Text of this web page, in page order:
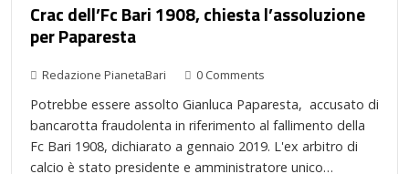
Crac dell’Fc Bari 1908, chiesta l’assoluzione
per Paparesta
Redazione PianetaBari 0 Comments
Potrebbe essere assolto Gianluca Paparesta, accusato di
bancarotta fraudolenta in riferimento al fallimento della
Fc Bari 1908, dichiarato a gennaio 2019. L'ex arbitro di
calcio è stato presidente e amministratore unico…